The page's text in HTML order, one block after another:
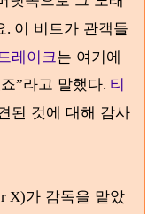
. 이 비트가 관객들
드레이크는 여기에
”라고 말했다. 티
된 것에 대해 감사
X)가 감독을 맡았